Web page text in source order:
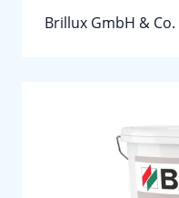
Brillux GmbH & Co.